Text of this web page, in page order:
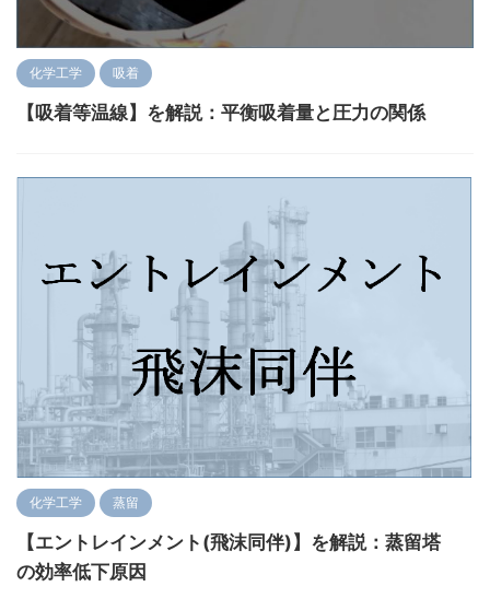
化学工学 吸着
【吸着等温線】を解説：平衡吸着量と圧力の関係
化学工学 蒸留
【エントレインメント(飛沫同伴)】を解説：蒸留塔
の効率低下原因